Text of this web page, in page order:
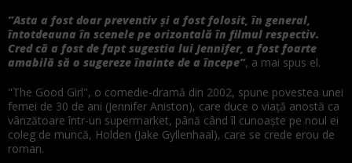
”Asta a fost doar preventiv și a fost folosit, în general,
întotdeauna în scenele pe orizontală în filmul respectiv.
Cred că a fost de fapt sugestia lui Jennifer, a fost foarte
amabilă să o sugereze înainte de a începe”, a mai spus el.
"The Good Girl", o comedie-dramă din 2002, spune povestea unei
femei de 30 de ani (Jennifer Aniston), care duce o viață anostă ca
vânzătoare într-un supermarket, până când îl cunoaște pe noul ei
coleg de muncă, Holden (Jake Gyllenhaal), care se crede erou de
roman.